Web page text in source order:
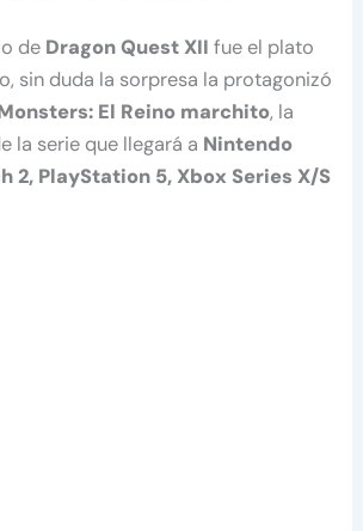
de Dragon Quest XII fue el plato
sin duda la sorpresa la protagonizó
El Reino marchito, la
la serie que llegará a Nintendo
2, PlayStation 5, Xbox Series X/S